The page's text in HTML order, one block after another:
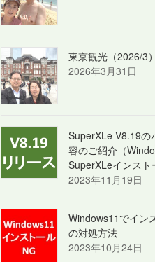
東京観光（2026/3）
2026年3月31日
SuperXLe V8.19の
容のご紹介（
SuperXLeインスト
2023年11月19日
Windows11でイン
の対処方法
2023年10月24日